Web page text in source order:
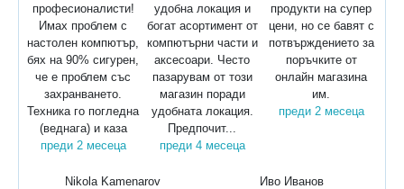
професионалисти!
Имах проблем с
настолен компютър,
бях на 90% сигурен,
че е проблем със
захранването.
Техника го погледна
(веднага) и каза
преди 2 месеца
удобна локация и
богат асортимент от
компютърни части и
аксесоари. Често
пазарувам от този
магазин поради
удобната локация.
Предпочит...
преди 4 месеца
продукти на супер
цени, но се бавят с
потвърждението за
поръчките от
онлайн магазина
им.
преди 2 месеца
Nikola Kamenarov Иво Иванов